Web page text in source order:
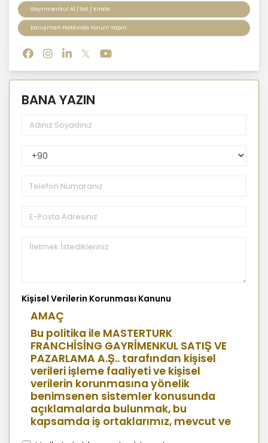
Gayrimenkul Al / Sat / Kirala
Danışman Hakkında Yorum Yapın
BANA YAZIN
PhoneNumberCountryPhoneCode
Kişisel Verilerin Korunması Kanunu
AMAÇ
Bu politika ile MASTERTURK
FRANCHİSİNG GAYRİMENKUL SATIŞ VE
PAZARLAMA A.Ş.. tarafından kişisel
verileri işleme faaliyeti ve kişisel
verilerin korunmasına yönelik
benimsenen sistemler konusunda
açıklamalarda bulunmak, bu
kapsamda iş ortaklarımız, mevcut ve